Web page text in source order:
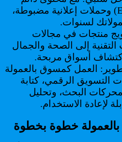
الخضرة (Evergreen) وحملات إعلانية مضبوطة،
لسنوات.
منتجات في مجالات
التقنية إلى الصحة والجمال
أسواق مربحة.
العمل كمسوق بالعمولة
التسويق الرقمي، كتابة
محركات البحث، وتحليل
لإعادة الاستخدام.
خطوة بخطوة